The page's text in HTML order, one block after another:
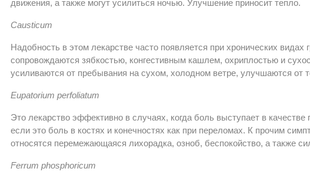
движения, а также могут усилиться ночью. Улучшение приносит тепло.
Causticum
Надобность в этом лекарстве часто появляется при хронических видах
сопровождаются зябкостью, конгестивным кашлем, охриплостью и
усиливаются от пребывания на сухом, холодном ветре, улучшаются от
Eupatorium perfoliatum
Это лекарство эффективно в случаях, когда боль выступает в качестве
если это боль в костях и конечностях как при переломах. К прочим
относятся перемежающаяся лихорадка, озноб, беспокойство, а также
Ferrum phosphoricum